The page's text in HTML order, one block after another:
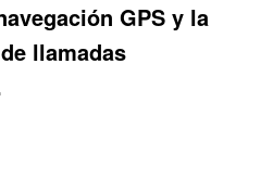
GPS y la
llamadas